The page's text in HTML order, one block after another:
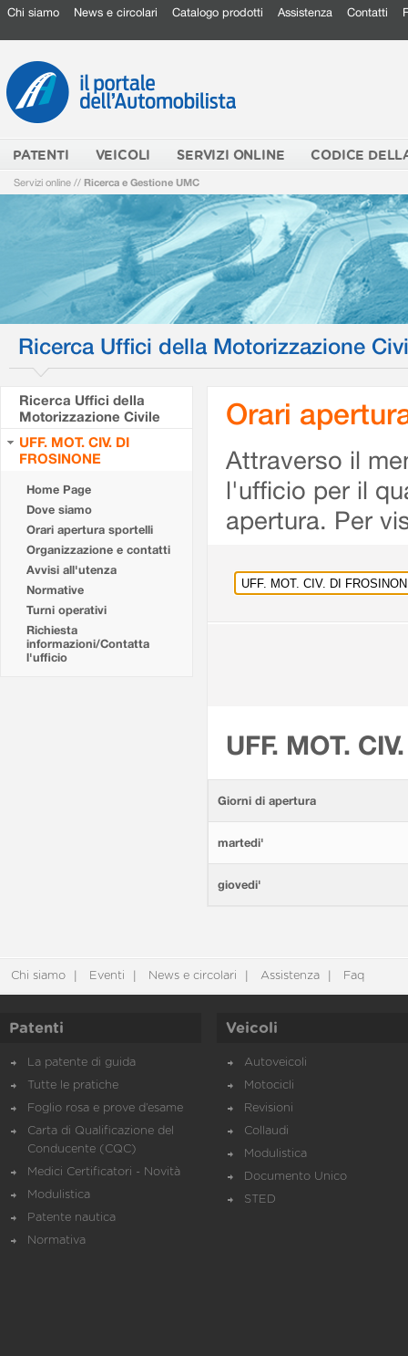
Chi siamo News e circolari Catalogo prodotti Assistenza Contatti
PATENTI VEICOLI SERVIZI ONLINE CODICE
Servizi online // Ricerca e Gestione UMC
Ricerca Uffici della Motorizzazione
Ricerca Uffici della
Motorizzazione Civile
UFF. MOT. CIV. DI
FROSINONE
Home Page
Dove siamo
Orari apertura sportelli
Organizzazione e contatti
Avvisi all'utenza
Normative
Turni operativi
Richiesta
informazioni/Contatta
l'ufficio
Orari
Attraverso il
l'ufficio per il
apertura. Per
UFF. MOT.
Giorni di apertura
martedi'
giovedi'
Chi siamo Eventi News e circolari Assistenza Faq
Patenti
La patente di guida
Tutte le pratiche
Foglio rosa e prove d’esame
Carta di Qualificazione del
Conducente (CQC)
Medici Certificatori - Novità
Modulistica
Patente nautica
Normativa
Veicoli
Autoveicoli
Motocicli
Revisioni
Collaudi
Modulistica
Documento Unico
STED